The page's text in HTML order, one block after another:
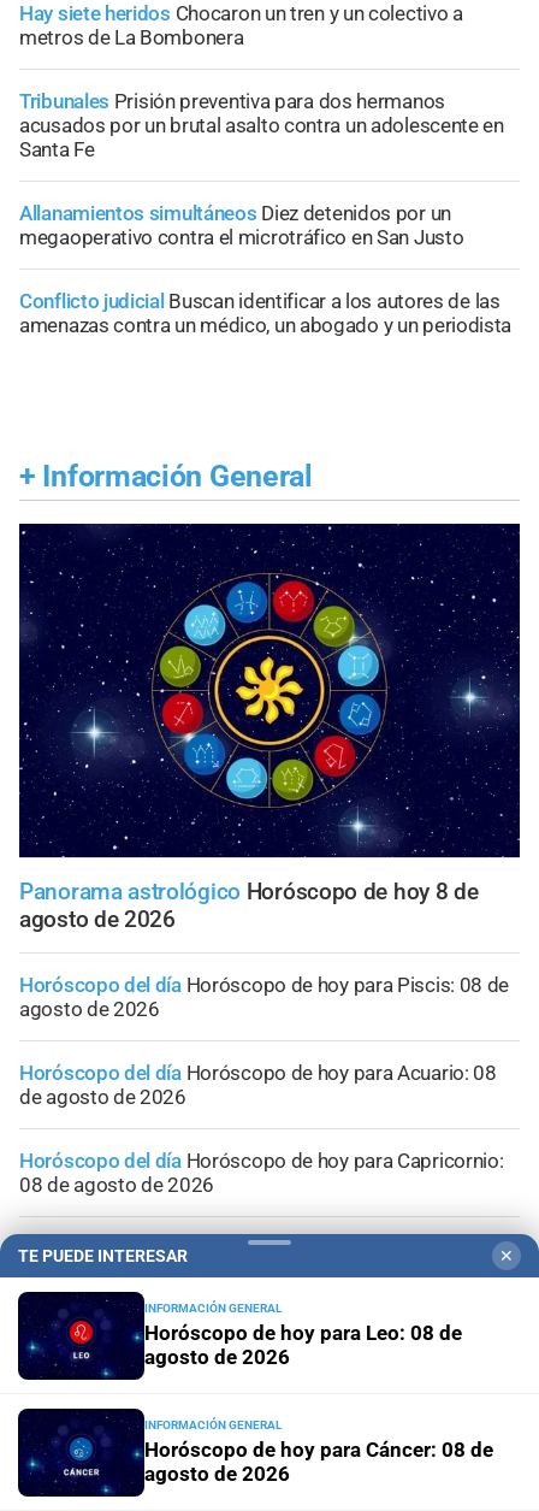
Hay siete heridos Chocaron un tren y un colectivo a
metros de La Bombonera
Tribunales Prisión preventiva para dos hermanos
acusados por un brutal asalto contra un adolescente en
Santa Fe
Allanamientos simultáneos Diez detenidos por un
megaoperativo contra el microtráfico en San Justo
Conflicto judicial Buscan identificar a los autores de las
amenazas contra un médico, un abogado y un periodista
+ Información General
Panorama astrológico Horóscopo de hoy 8 de
agosto de 2026
Horóscopo del día Horóscopo de hoy para Piscis: 08 de
agosto de 2026
Horóscopo del día Horóscopo de hoy para Acuario: 08
de agosto de 2026
Horóscopo del día Horóscopo de hoy para Capricornio:
08 de agosto de 2026
Horóscopo del díaHoróscopo de hoy para Sagitario: 08
de agosto de 2026
TE PUEDE INTERESAR ✕
INFORMACIÓN GENERAL
Horóscopo de hoy para Leo: 08 de
agosto de 2026
INFORMACIÓN GENERAL
Horóscopo de hoy para Cáncer: 08 de
agosto de 2026